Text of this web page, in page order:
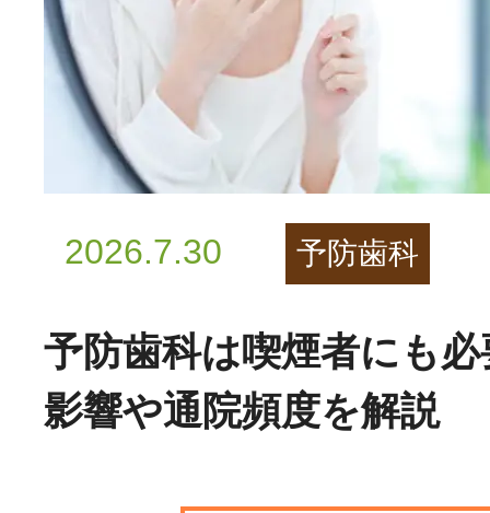
2026.7.30 予防歯科
予防歯科は喫煙者にも
影響や通院頻度を解説